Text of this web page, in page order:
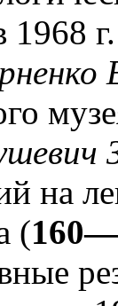
1968
на
(